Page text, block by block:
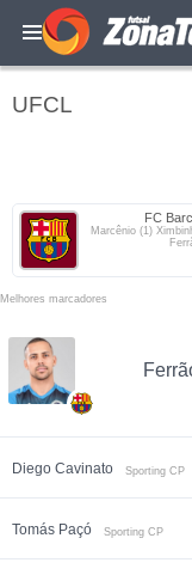
UFCL
FC
Marcênio (1)
Melhores marcadores
Diego Cavinato Sporting CP
Tomás Paçó Sporting CP